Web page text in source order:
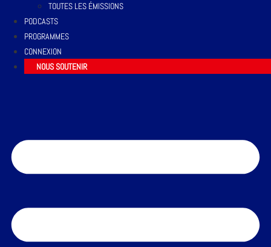
TOUTES LES ÉMISSIONS
PODCASTS
PROGRAMMES
CONNEXION
NOUS SOUTENIR